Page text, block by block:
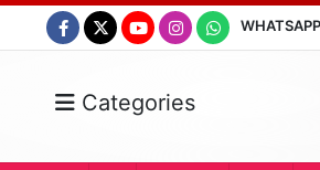
Categories